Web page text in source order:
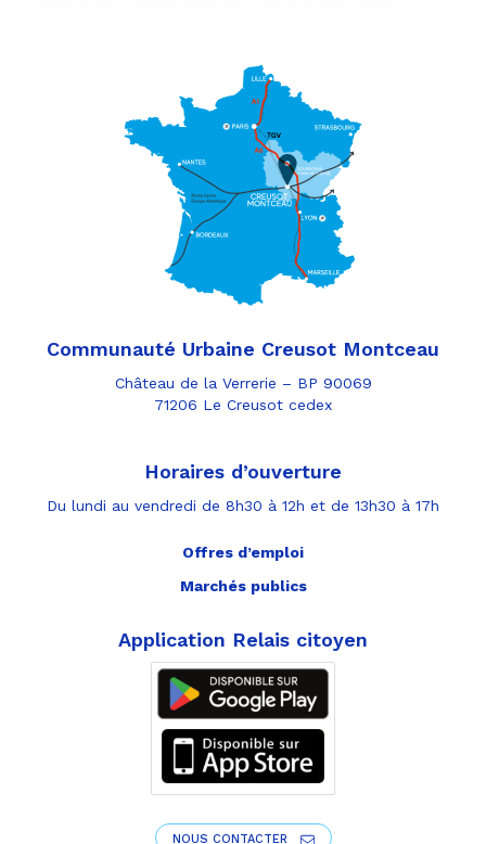
Communauté Urbaine Creusot Montceau
Château de la Verrerie – BP 90069
71206 Le Creusot cedex
Horaires d’ouverture
Du lundi au vendredi de 8h30 à 12h et de 13h30 à 17h
Offres d’emploi
Marchés publics
Application Relais citoyen
NOUS CONTACTER